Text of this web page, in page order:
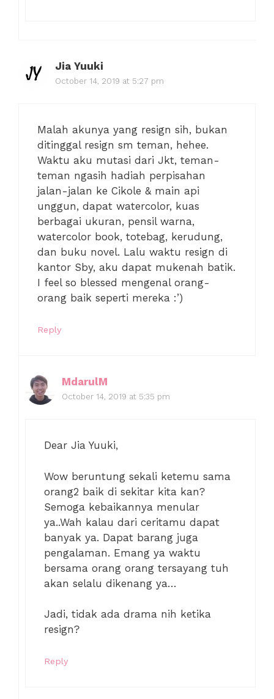
Jia Yuuki
October 14, 2019 at 5:27 pm
Malah akunya yang resign sih, bukan
ditinggal resign sm teman, hehee.
Waktu aku mutasi dari Jkt, teman-
teman ngasih hadiah perpisahan
jalan-jalan ke Cikole & main api
unggun, dapat watercolor, kuas
berbagai ukuran, pensil warna,
watercolor book, totebag, kerudung,
dan buku novel. Lalu waktu resign di
kantor Sby, aku dapat mukenah batik.
I feel so blessed mengenal orang-
orang baik seperti mereka :’)
Reply
MdarulM
October 14, 2019 at 5:35 pm
Dear Jia Yuuki,
Wow beruntung sekali ketemu sama
orang2 baik di sekitar kita kan?
Semoga kebaikannya menular
ya..Wah kalau dari ceritamu dapat
banyak ya. Dapat barang juga
pengalaman. Emang ya waktu
bersama orang orang tersayang tuh
akan selalu dikenang ya…
Jadi, tidak ada drama nih ketika
resign?
Reply